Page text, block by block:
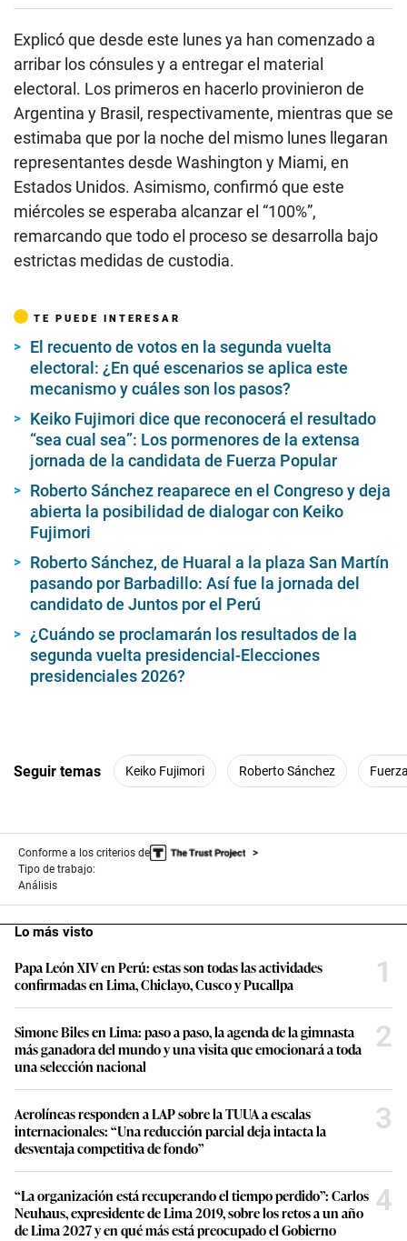
Explicó que desde este lunes ya han comenzado a
arribar los cónsules y a entregar el material
electoral. Los primeros en hacerlo provinieron de
Argentina y Brasil, respectivamente, mientras que se
estimaba que por la noche del mismo lunes llegaran
representantes desde Washington y Miami, en
Estados Unidos. Asimismo, confirmó que este
miércoles se esperaba alcanzar el “100%”,
remarcando que todo el proceso se desarrolla bajo
estrictas medidas de custodia.
TE PUEDE INTERESAR
El recuento de votos en la segunda vuelta
electoral: ¿En qué escenarios se aplica este
mecanismo y cuáles son los pasos?
Keiko Fujimori dice que reconocerá el resultado
“sea cual sea”: Los pormenores de la extensa
jornada de la candidata de Fuerza Popular
Roberto Sánchez reaparece en el Congreso y deja
abierta la posibilidad de dialogar con Keiko
Fujimori
Roberto Sánchez, de Huaral a la plaza San Martín
pasando por Barbadillo: Así fue la jornada del
candidato de Juntos por el Perú
¿Cuándo se proclamarán los resultados de la
segunda vuelta presidencial-Elecciones
presidenciales 2026?
Seguir temas Keiko Fujimori Roberto Sánchez
Conforme a los criterios de
Tipo de trabajo:
Análisis
Lo más visto
Papa León XIV en Perú: estas son todas las actividades
confirmadas en Lima, Chiclayo, Cusco y Pucallpa
1
Simone Biles en Lima: paso a paso, la agenda de la gimnasta
más ganadora del mundo y una visita que emocionará a toda
una selección nacional
2
Aerolíneas responden a LAP sobre la TUUA a escalas
internacionales: “Una reducción parcial deja intacta la
desventaja competitiva de fondo”
3
“La organización está recuperando el tiempo perdido”: Carlos
Neuhaus, expresidente de Lima 2019, sobre los retos a un año
de Lima 2027 y en qué más está preocupado el Gobierno
4